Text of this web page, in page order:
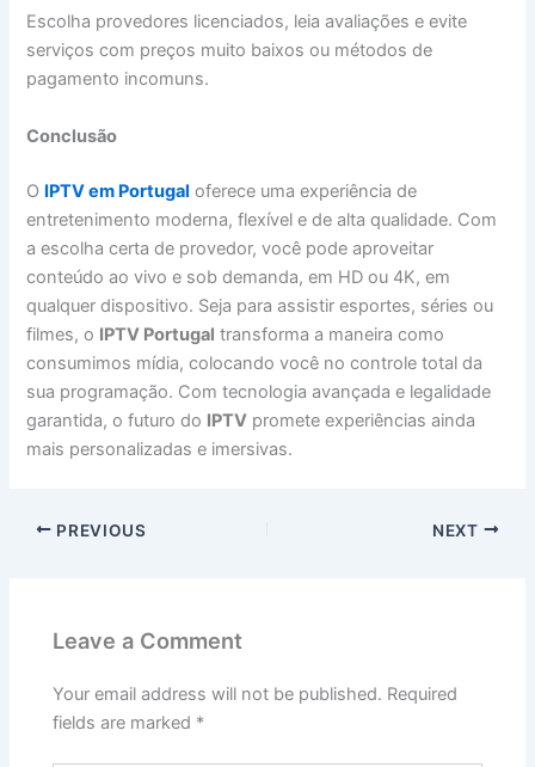
Escolha provedores licenciados, leia avaliações e evite
serviços com preços muito baixos ou métodos de
pagamento incomuns.
Conclusão
O IPTV em Portugal oferece uma experiência de
entretenimento moderna, flexível e de alta qualidade. Com
a escolha certa de provedor, você pode aproveitar
conteúdo ao vivo e sob demanda, em HD ou 4K, em
qualquer dispositivo. Seja para assistir esportes, séries ou
filmes, o IPTV Portugal transforma a maneira como
consumimos mídia, colocando você no controle total da
sua programação. Com tecnologia avançada e legalidade
garantida, o futuro do IPTV promete experiências ainda
mais personalizadas e imersivas.
PREVIOUS NEXT
Leave a Comment
Your email address will not be published. Required
fields are marked *